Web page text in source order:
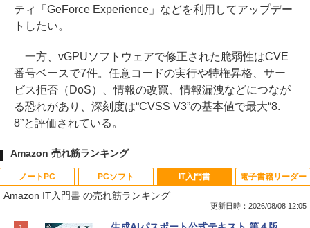
ティ「GeForce Experience」などを利用してアップデー
トしたい。
一方、vGPUソフトウェアで修正された脆弱性はCVE
番号ベースで7件。任意コードの実行や特権昇格、サー
ビス拒否（DoS）、情報の改竄、情報漏洩などにつなが
る恐れがあり、深刻度は“CVSS V3”の基本値で最大“8.
8”と評価されている。
Amazon 売れ筋ランキング
ノートPC PCソフト IT入門書
Amazon IT入門書 の売れ筋ランキング
更新日時：2026/08/08 12:05
電子書籍リーダー